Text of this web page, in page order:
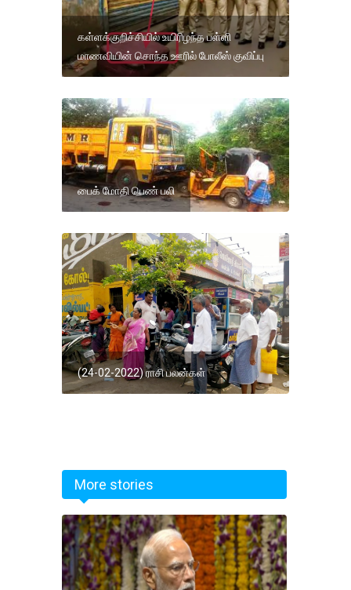
கள்ளக்குறிச்சியில் உயிரிழந்த பள்ளி
மாணவியின் சொந்த ஊரில் போலீஸ் குவிப்பு
பைக் மோதி பெண் பலி
(24-02-2022) ராசி பலன்கள்
More stories